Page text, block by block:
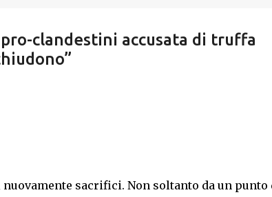
clandestini accusata di truffa
sacrifici. Non soltanto da un punto